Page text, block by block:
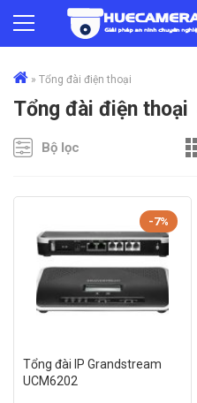
» Tổng đài điện thoại
Tổng đài điện thoại
Bộ lọc
-7%
Tổng đài IP Grandstream
UCM6202